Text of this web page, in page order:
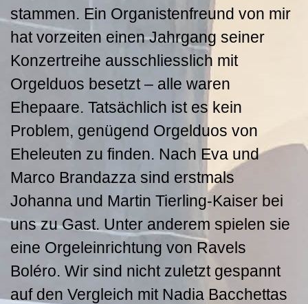
stammen. Ein Organistenfreund von mir
hat vorzeiten einen Jahrgang seiner
Konzertreihe ausschliesslich mit
Orgelduos besetzt – alle waren
Ehepaare. Tatsächlich ist es kein
Problem, genügend Orgelduos von
Eheleuten zu finden. Nach Eva und
Marco Brandazza sind erstmals
Johanna und Martin Tierling-Kaiser bei
uns zu Gast. Unter anderem spielen sie
eine Orgeleinrichtung von Ravels
Boléro. Wir sind nicht zuletzt gespannt
auf den Vergleich mit Nadia Bacchettas